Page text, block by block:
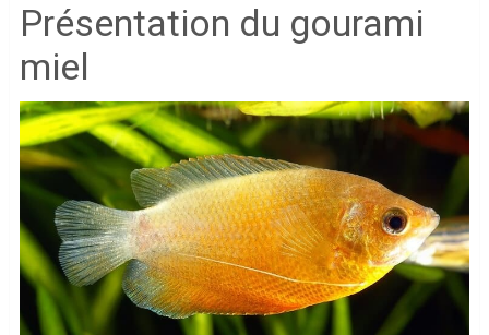
Présentation du gourami
miel